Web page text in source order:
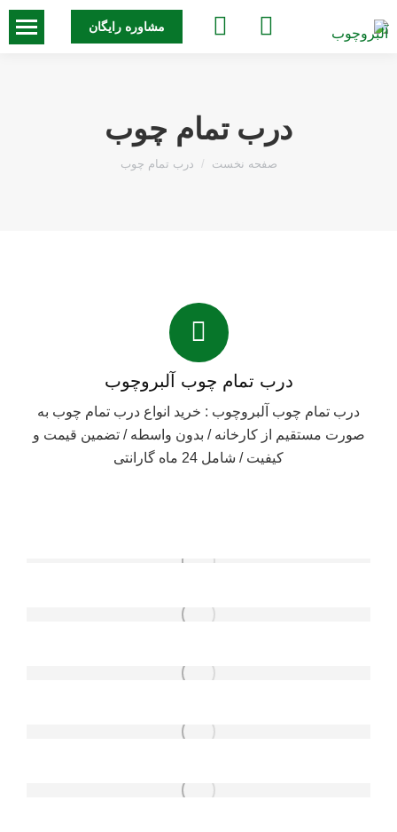
مشاوره رایگان
درب تمام چوب
مکان شما:
صفحه نخست درب تمام چوب
درب تمام چوب آلبروچوب
درب تمام چوب آلبروچوب : خرید انواع درب تمام چوب به
صورت مستقیم از کارخانه / بدون واسطه / تضمین قیمت و
کیفیت / شامل 24 ماه گارانتی